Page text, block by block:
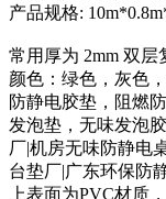
产品规格:
常用厚为 2mm 双层
颜色：绿色，灰色
防静电胶垫，阻燃
发泡垫，无味发泡
厂|机房无味防静电
台垫厂|广东环保防
上表面为PVC材质